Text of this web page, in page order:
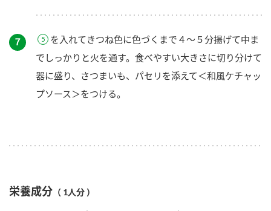
７
を入れてきつね色に色づくまで４～５分揚げて中ま
でしっかりと火を通す。食べやすい大きさに切り分けて
器に盛り、さつまいも、パセリを添えて＜和風ケチャッ
プソース＞をつける。
栄養成分 （ 1人分 ）